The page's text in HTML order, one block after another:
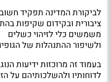
לביקורת המדינה תפקיד
ציבורית ובקידום שקיפות
משמשים כלי לזיהוי כשלים
ולשיפור ההתנהלות של
בעמוד זה מרוכזות ידיעות
לדוחותיו ולהשלכותיהם על